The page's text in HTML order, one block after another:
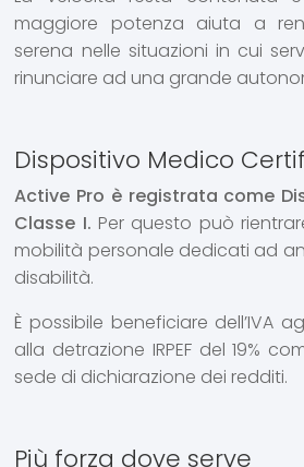
maggiore potenza aiuta a
serena nelle situazioni in cui
rinunciare ad una grande
Dispositivo Medico
Active Pro è registrata come
Classe I. Per questo può
mobilità personale dedicati ad
disabilità.
È possibile beneficiare dell’IVA
alla detrazione IRPEF del 19%
sede di dichiarazione dei redditi.
Più forza dove serve